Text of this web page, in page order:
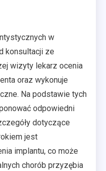
w
konsultacji ze
wizyty lekarz ocenia
oraz wykonuje
Na podstawie tych
odpowiedni
dotyczące
jest
implantu, co może
chorób przyzębia